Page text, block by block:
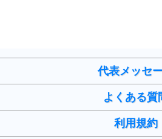
代表メッセ
よくある質
利用規約